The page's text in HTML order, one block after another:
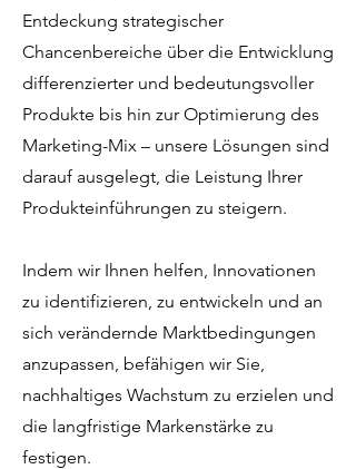
Entdeckung strategischer
Chancenbereiche über die Entwicklung
differenzierter und bedeutungsvoller
Produkte bis hin zur Optimierung des
Marketing-Mix – unsere Lösungen sind
darauf ausgelegt, die Leistung Ihrer
Produkteinführungen zu steigern.
Indem wir Ihnen helfen, Innovationen
zu identifizieren, zu entwickeln und an
sich verändernde Marktbedingungen
anzupassen, befähigen wir Sie,
nachhaltiges Wachstum zu erzielen und
die langfristige Markenstärke zu
festigen.